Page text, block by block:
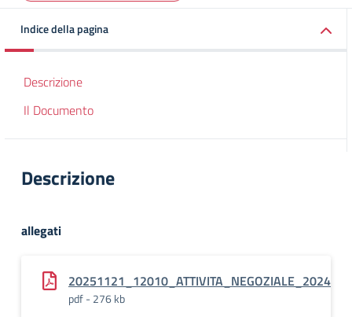
Indice della pagina
Descrizione
Il Documento
Descrizione
allegati
20251121_12010_ATTIVITA_NEGOZIALE_2024
pdf - 276 kb